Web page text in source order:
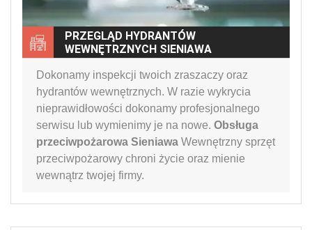
PRZEGLĄD HYDRANTÓW
WEWNĘTRZNYCH SIENIAWA
Dokonamy inspekcji twoich zraszaczy oraz
hydrantów wewnętrznych. W razie wykrycia
nieprawidłowości dokonamy profesjonalnego
serwisu lub wymienimy je na nowe. Obsługa
przeciwpożarowa Sieniawa Wewnętrzny sprzęt
przeciwpożarowy chroni życie oraz mienie
wewnątrz twojej firmy.